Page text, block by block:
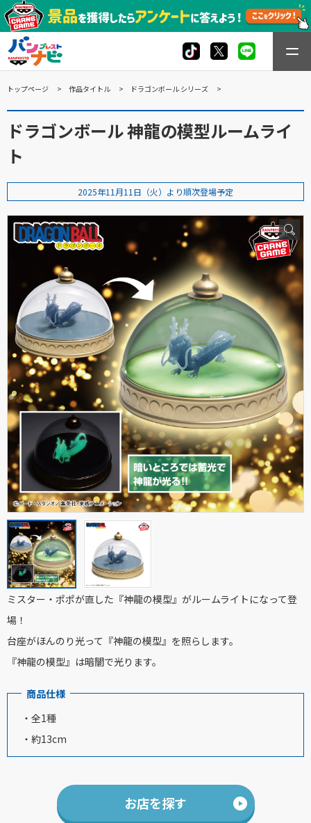
トップページ 作品タイトル ドラゴンボール シリーズ
ドラゴンボール 神龍の模型ルームライ
ト
2025年11月11日（火）より順次登場予定
ミスター・ポポが直した『神龍の模型』がルームライトになって登
場！
台座がほんのり光って『神龍の模型』を照らします。
『神龍の模型』は暗闇で光ります。
商品仕様
・全1種
・約13cm
お店を探す